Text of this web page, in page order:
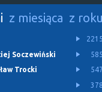
z miesiąca z
Soczewiński
Trocki